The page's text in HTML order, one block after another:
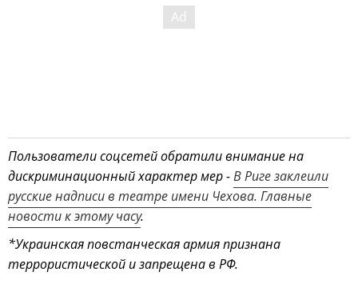
Пользователи соцсетей обратили внимание на
дискриминационный характер мер -В Риге заклеили
русские надписи в театре имени Чехова. Главные
новости к этому часу.
*Украинская повстанческая армия признана
террористической и запрещена в РФ.